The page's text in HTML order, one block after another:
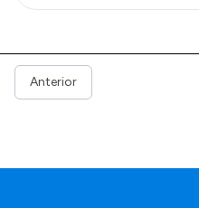
Anterior